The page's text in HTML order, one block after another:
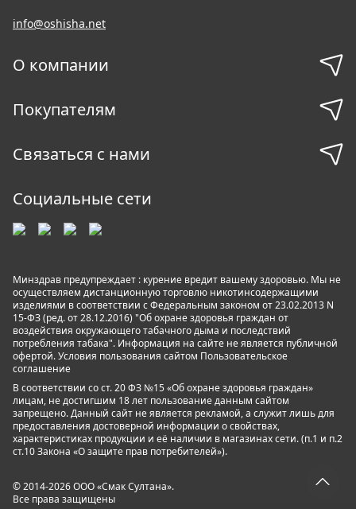
info@oshisha.net
О компании
Покупателям
Связаться с нами
Социальные сети
Минздрав предупреждает : курение вредит вашему здоровью. Мы не
осуществляем дистанционную торговлю никотинсодержащими
изделиями в соответствии с Федеральным законом от 23.02.2013 N
15-ФЗ (ред. от 28.12.2016) "Об охране здоровья граждан от
воздействия окружающего табачного дыма и последствий
потребления табака". Информация на сайте не является публичной
офертой. Условия пользования сайтом Пользовательское
соглашение
В соответствии со ст. 20 ФЗ №15 «Об охране здоровья граждан»
лицам, не достигшим 18 лет пользование данным сайтом
запрещено. Данный сайт не является рекламой, а служит лишь для
предоставления достоверной информации о свойствах,
характеристиках продукции и её наличии в магазинах сети. (п.1 и п.2
ст.10 Закона «О защите прав потребителей»).
© 2014-2026 ООО «Смак Султана».
Все права защищены